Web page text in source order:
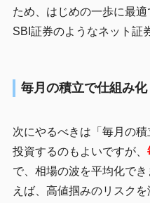
ため、はじめの一歩に最
SBI証券のようなネット証
毎月の積立で仕組み化
次にやるべきは「毎月の
投資するのもよいですが、
で、相場の波を平均化でき
えば、高値掴みのリスクを